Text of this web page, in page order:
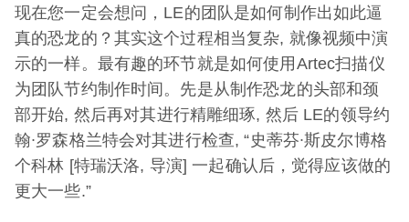
现在您一定会想问，LE的团队是如何制作出如此逼
真的恐龙的？其实这个过程相当复杂, 就像视频中演
示的一样。最有趣的环节就是如何使用Artec扫描仪
为团队节约制作时间。先是从制作恐龙的头部和颈
部开始, 然后再对其进行精雕细琢, 然后 LE的领导约
翰∙罗森格兰特会对其进行检查, “史蒂芬∙斯皮尔博格
个科林 [特瑞沃洛, 导演] 一起确认后，觉得应该做的
更大一些.”